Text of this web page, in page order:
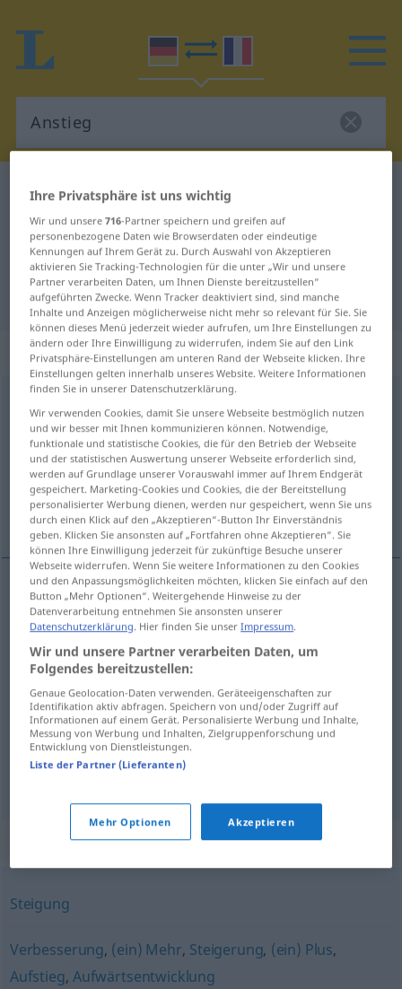
Deutsch-Französisch Wörterbuch
Deutsch-Französisch Übersetzung
für "Anstieg"
"Anstieg" Französisch Übersetzung
„Anstieg“: Maskulinum
Übersicht aller Übersetzungen
(Für mehr Details die Übersetzung anklicken/antippen)
montée, hausse, augmentation, montée,
hausse
montéef Anstieg des Geländes, des Wassers
haussef Anstiegder Temperatur
augmentationf Anstiegdes Umsatzes etc
montéef Anstieg (≈ Preisanstieg)
Anstieg
Synonyme für "Anstieg"
Steigung
Verbesserung, (ein) Mehr, Steigerung, (ein) Plus,
Aufstieg, Aufwärtsentwicklung
Ihre Privatsphäre ist uns wichtig
Wir und unsere716-Partner speichern und greifen auf
personenbezogene Daten wie Browserdaten oder eindeutige
Kennungen auf Ihrem Gerät zu. Durch Auswahl von Akzeptieren
aktivieren Sie Tracking-Technologien für die unter „Wir und unsere
Partner verarbeiten Daten, um Ihnen Dienste bereitzustellen“
aufgeführten Zwecke. Wenn Tracker deaktiviert sind, sind manche
Inhalte und Anzeigen möglicherweise nicht mehr so relevant für Sie. Sie
können dieses Menü jederzeit wieder aufrufen, um Ihre Einstellungen zu
ändern oder Ihre Einwilligung zu widerrufen, indem Sie auf den Link
Privatsphäre-Einstellungen am unteren Rand der Webseite klicken. Ihre
Einstellungen gelten innerhalb unseres Website. Weitere Informationen
finden Sie in unserer Datenschutzerklärung.
Wir verwenden Cookies, damit Sie unsere Webseite bestmöglich nutzen
und wir besser mit Ihnen kommunizieren können. Notwendige,
funktionale und statistische Cookies, die für den Betrieb der Webseite
und der statistischen Auswertung unserer Webseite erforderlich sind,
werden auf Grundlage unserer Vorauswahl immer auf Ihrem Endgerät
gespeichert. Marketing-Cookies und Cookies, die der Bereitstellung
personalisierter Werbung dienen, werden nur gespeichert, wenn Sie uns
durch einen Klick auf den „Akzeptieren“-Button Ihr Einverständnis
geben. Klicken Sie ansonsten auf „Fortfahren ohne Akzeptieren“. Sie
können Ihre Einwilligung jederzeit für zukünftige Besuche unserer
Webseite widerrufen. Wenn Sie weitere Informationen zu den Cookies
und den Anpassungsmöglichkeiten möchten, klicken Sie einfach auf den
Button „Mehr Optionen“. Weitergehende Hinweise zu der
Datenverarbeitung entnehmen Sie ansonsten unserer
Datenschutzerklärung. Hier finden Sie unserImpressum.
Wir und unsere Partner verarbeiten Daten, um
Folgendes bereitzustellen:
Genaue Geolocation-Daten verwenden. Geräteeigenschaften zur
Identifikation aktiv abfragen. Speichern von und/oder Zugriff auf
Informationen auf einem Gerät. Personalisierte Werbung und Inhalte,
Messung von Werbung und Inhalten, Zielgruppenforschung und
Entwicklung von Dienstleistungen.
Liste der Partner (Lieferanten)
Mehr Optionen Akzeptieren